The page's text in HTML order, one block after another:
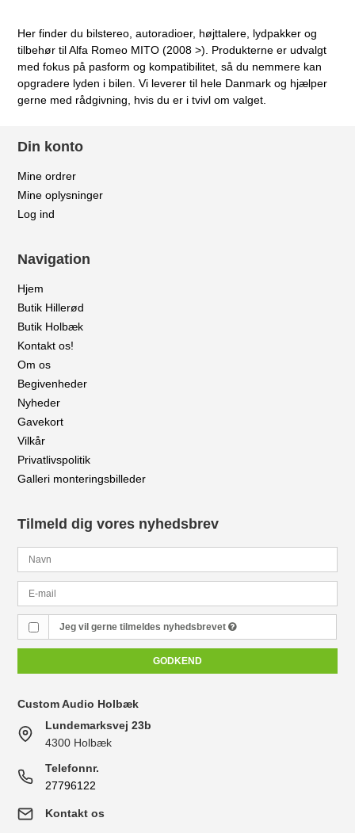
Her finder du bilstereo, autoradioer, højttalere, lydpakker og
tilbehør til Alfa Romeo MITO (2008 >). Produkterne er udvalgt
med fokus på pasform og kompatibilitet, så du nemmere kan
opgradere lyden i bilen. Vi leverer til hele Danmark og hjælper
gerne med rådgivning, hvis du er i tvivl om valget.
Din konto
Mine ordrer
Mine oplysninger
Log ind
Navigation
Hjem
Butik Hillerød
Butik Holbæk
Kontakt os!
Om os
Begivenheder
Nyheder
Gavekort
Vilkår
Privatlivspolitik
Galleri monteringsbilleder
Tilmeld dig vores nyhedsbrev
Jeg vil gerne tilmeldes nyhedsbrevet
GODKEND
Custom Audio Holbæk
Lundemarksvej 23b
4300 Holbæk
Telefonnr.
27796122
Kontakt os